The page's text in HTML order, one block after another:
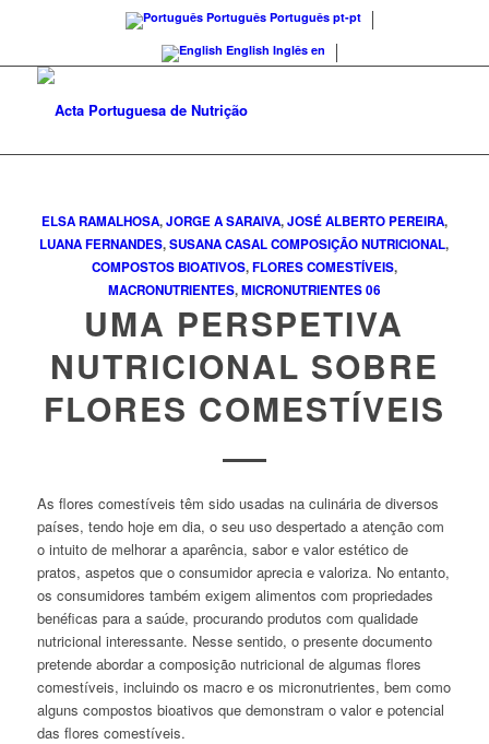
Português Português pt-pt
English Inglês en
ELSA RAMALHOSA,JORGE A SARAIVA,JOSÉ ALBERTO PEREIRA,
LUANA FERNANDES,SUSANA CASAL COMPOSIÇÃO NUTRICIONAL,
COMPOSTOS BIOATIVOS,FLORES COMESTÍVEIS,
MACRONUTRIENTES,MICRONUTRIENTES06
UMA PERSPETIVA
NUTRICIONAL SOBRE
FLORES COMESTÍVEIS
As flores comestíveis têm sido usadas na culinária de diversos
países, tendo hoje em dia, o seu uso despertado a atenção com
o intuito de melhorar a aparência, sabor e valor estético de
pratos, aspetos que o consumidor aprecia e valoriza. No entanto,
os consumidores também exigem alimentos com propriedades
benéficas para a saúde, procurando produtos com qualidade
nutricional interessante. Nesse sentido, o presente documento
pretende abordar a composição nutricional de algumas flores
comestíveis, incluindo os macro e os micronutrientes, bem como
alguns compostos bioativos que demonstram o valor e potencial
das flores comestíveis.